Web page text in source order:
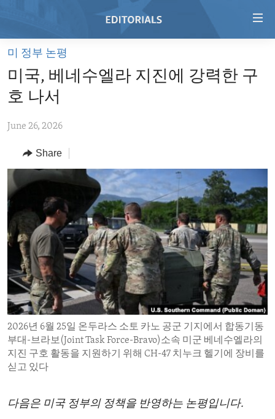
Skip
main
content
to
Navigation
Skip
to
Search
HOME
VIDEO
REGIONS
AFRICA
AMERICAS
EUROPE
MIDDLE EAST
TOPICS
HUMAN RIGHTS
SECURITY AND DEFENSE
AID AND DEVELOPMENT
DEMOCRACY AND GOVERNANCE
ECONOMY AND TRADE
ENVIRONMENT AND HEALTH
IDEALS AND INSTITUTIONS
ARCHIVE
ABOUT US
FOLLOW US
미 정부 논평
미국, 베네수엘라 지진에 강력한 구
호 나서
June 26, 2026
Share
2026년 6월 25일 온두라스 소토 카노 공군 기지에서 합동기동
부대-브라보(Joint Task Force-Bravo)소속 미군 베네수엘라의
지진 구호 활동을 지원하기 위해 CH-47 치누크 헬기에 장비를
싣고 있다
다음은 미국 정부의 정책을 반영하는 논평입니다.